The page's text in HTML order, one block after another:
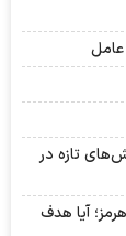
تازه در
تنگه هرمز؛ آیا هدف